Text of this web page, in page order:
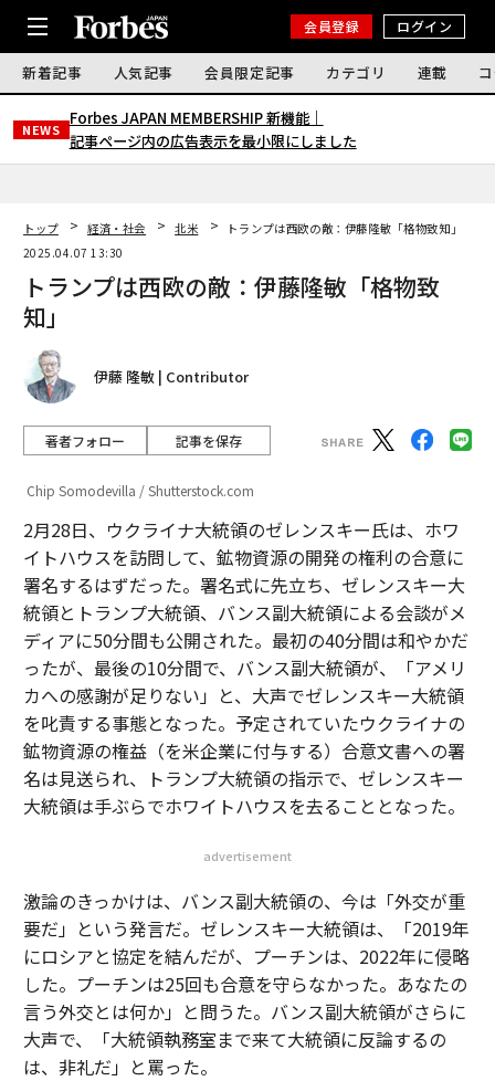
会員登録 ログイン
新着記事 人気記事 会員限定記事 カテゴリ 連載
NEWS
Forbes JAPAN MEMBERSHIP 新機能｜
記事ページ内の広告表示を最小限にしました
トップ 経済・社会 北米
トランプは西欧の敵：伊藤隆敏「格物致知」
2025.04.07 13:30
トランプは西欧の敵：伊藤隆敏「格物致
知」
伊藤 隆敏 | Contributor
著者フォロー 記事を保存
Chip Somodevilla / Shutterstock.com
2月28日、ウクライナ大統領のゼレンスキー氏は、ホワ
イトハウスを訪問して、鉱物資源の開発の権利の合意に
署名するはずだった。署名式に先立ち、ゼレンスキー大
統領とトランプ大統領、バンス副大統領による会談がメ
ディアに50分間も公開された。最初の40分間は和やかだ
ったが、最後の10分間で、バンス副大統領が、「アメリ
カへの感謝が足りない」と、大声でゼレンスキー大統領
を叱責する事態となった。予定されていたウクライナの
鉱物資源の権益（を米企業に付与する）合意文書への署
名は見送られ、トランプ大統領の指示で、ゼレンスキー
大統領は手ぶらでホワイトハウスを去ることとなった。
advertisement
激論のきっかけは、バンス副大統領の、今は「外交が重
要だ」という発言だ。ゼレンスキー大統領は、「2019年
にロシアと協定を結んだが、プーチンは、2022年に侵略
した。プーチンは25回も合意を守らなかった。あなたの
言う外交とは何か」と問うた。バンス副大統領がさらに
大声で、「大統領執務室まで来て大統領に反論するの
は、非礼だ」と罵った。